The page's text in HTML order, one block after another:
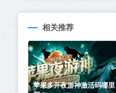
相关推荐
苹果多开夜游神激活码哪里